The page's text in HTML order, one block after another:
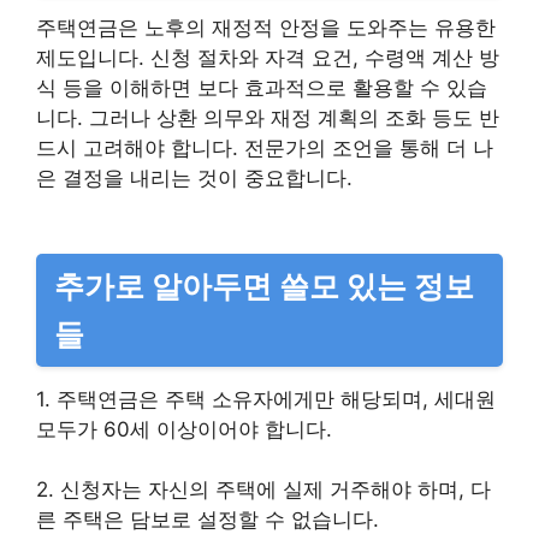
주택연금은 노후의 재정적 안정을 도와주는 유용한
제도입니다. 신청 절차와 자격 요건, 수령액 계산 방
식 등을 이해하면 보다 효과적으로 활용할 수 있습
니다. 그러나 상환 의무와 재정 계획의 조화 등도 반
드시 고려해야 합니다. 전문가의 조언을 통해 더 나
은 결정을 내리는 것이 중요합니다.
추가로 알아두면 쓸모 있는 정보
들
1. 주택연금은 주택 소유자에게만 해당되며, 세대원
모두가 60세 이상이어야 합니다.
2. 신청자는 자신의 주택에 실제 거주해야 하며, 다
른 주택은 담보로 설정할 수 없습니다.